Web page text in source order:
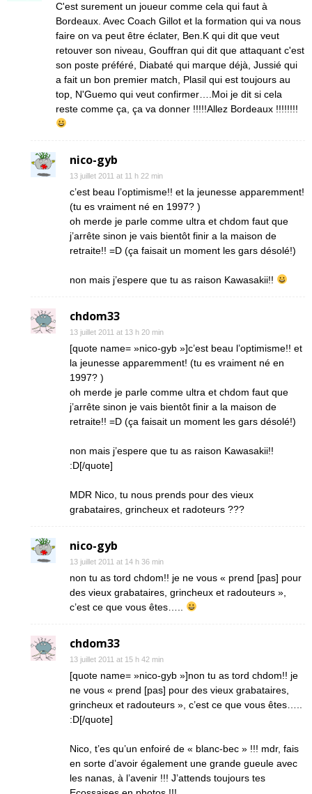
C'est surement un joueur comme cela qui faut à
Bordeaux. Avec Coach Gillot et la formation qui va nous
faire on va peut être éclater, Ben.K qui dit que veut
retouver son niveau, Gouffran qui dit que attaquant c'est
son poste préféré, Diabaté qui marque déjà, Jussié qui
a fait un bon premier match, Plasil qui est toujours au
top, N'Guemo qui veut confirmer….Moi je dit si cela
reste comme ça, ça va donner !!!!!Allez Bordeaux !!!!!!!!
nico-gyb
13 juillet 2011 at 11 h 22 min
c’est beau l’optimisme!! et la jeunesse apparemment!
(tu es vraiment né en 1997? )
oh merde je parle comme ultra et chdom faut que
j’arrête sinon je vais bientôt finir a la maison de
retraite!! =D (ça faisait un moment les gars désolé!)
non mais j’espere que tu as raison Kawasakii!!
chdom33
13 juillet 2011 at 13 h 20 min
[quote name= »nico-gyb »]c’est beau l’optimisme!! et
la jeunesse apparemment! (tu es vraiment né en
1997? )
oh merde je parle comme ultra et chdom faut que
j’arrête sinon je vais bientôt finir a la maison de
retraite!! =D (ça faisait un moment les gars désolé!)
non mais j’espere que tu as raison Kawasakii!!
:D[/quote]
MDR Nico, tu nous prends pour des vieux
grabataires, grincheux et radoteurs ???
nico-gyb
13 juillet 2011 at 14 h 36 min
non tu as tord chdom!! je ne vous « prend [pas] pour
des vieux grabataires, grincheux et radouteurs »,
c’est ce que vous êtes…..
chdom33
13 juillet 2011 at 15 h 42 min
[quote name= »nico-gyb »]non tu as tord chdom!! je
ne vous « prend [pas] pour des vieux grabataires,
grincheux et radouteurs », c’est ce que vous êtes…..
:D[/quote]
Nico, t’es qu’un enfoiré de « blanc-bec » !!! mdr, fais
en sorte d’avoir également une grande gueule avec
les nanas, à l’avenir !!! J’attends toujours tes